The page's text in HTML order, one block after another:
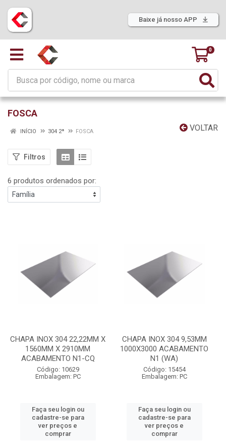
Baixe já nosso APP
0
FOSCA
VOLTAR
INÍCIO 304 2ª FOSCA
Filtros
6 produtos ordenados por:
CHAPA INOX 304 22,22MM X
1560MM X 2910MM
ACABAMENTO N1-CQ
Código: 10629
Embalagem: PC
Faça seu login ou
cadastre-se para
ver preços e
comprar
CHAPA INOX 304 9,53MM
1000X3000 ACABAMENTO
N1 (WA)
Código: 15454
Embalagem: PC
Faça seu login ou
cadastre-se para
ver preços e
comprar